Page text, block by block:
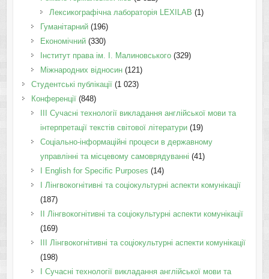
Лексикографічна лабораторія LEXILAB (1)
Гуманітарний(196)
Економічний(330)
Інститут права ім. І. Малиновського(329)
Міжнародних відносин(121)
Студентські публікації(1 023)
Конференції(848)
III Сучасні технології викладання англійської мови та
інтерпретації текстів світової літератури(19)
Соціально-інформаційні процеси в державному
управлінні та місцевому самоврядуванні (41)
І English for Specific Purposes (14)
I Лінгвокогнітивні та соціокультурні аспекти комунікації
(187)
IІ Лінгвокогнітивні та соціокультурні аспекти комунікації
(169)
IІI Лінгвокогнітивні та соціокультурні аспекти комунікації
(198)
I Cучасні технології викладання англійської мови та